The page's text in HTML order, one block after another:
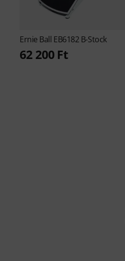
Ernie Ball EB6182 B-Stock
62 200 Ft